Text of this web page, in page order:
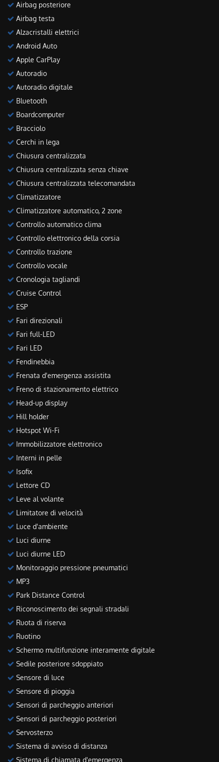
Airbag posteriore
Airbag testa
Alzacristalli elettrici
Android Auto
Apple CarPlay
Autoradio
Autoradio digitale
Bluetooth
Boardcomputer
Bracciolo
Cerchi in lega
Chiusura centralizzata
Chiusura centralizzata senza chiave
Chiusura centralizzata telecomandata
Climatizzatore
Climatizzatore automatico, 2 zone
Controllo automatico clima
Controllo elettronico della corsia
Controllo trazione
Controllo vocale
Cronologia tagliandi
Cruise Control
ESP
Fari direzionali
Fari full-LED
Fari LED
Fendinebbia
Frenata d'emergenza assistita
Freno di stazionamento elettrico
Head-up display
Hill holder
Hotspot Wi-Fi
Immobilizzatore elettronico
Interni in pelle
Isofix
Lettore CD
Leve al volante
Limitatore di velocità
Luce d'ambiente
Luci diurne
Luci diurne LED
Monitoraggio pressione pneumatici
MP3
Park Distance Control
Riconoscimento dei segnali stradali
Ruota di riserva
Ruotino
Schermo multifunzione interamente digitale
Sedile posteriore sdoppiato
Sensore di luce
Sensore di pioggia
Sensori di parcheggio anteriori
Sensori di parcheggio posteriori
Servosterzo
Sistema di avviso di distanza
Sistema di chiamata d'emergenza